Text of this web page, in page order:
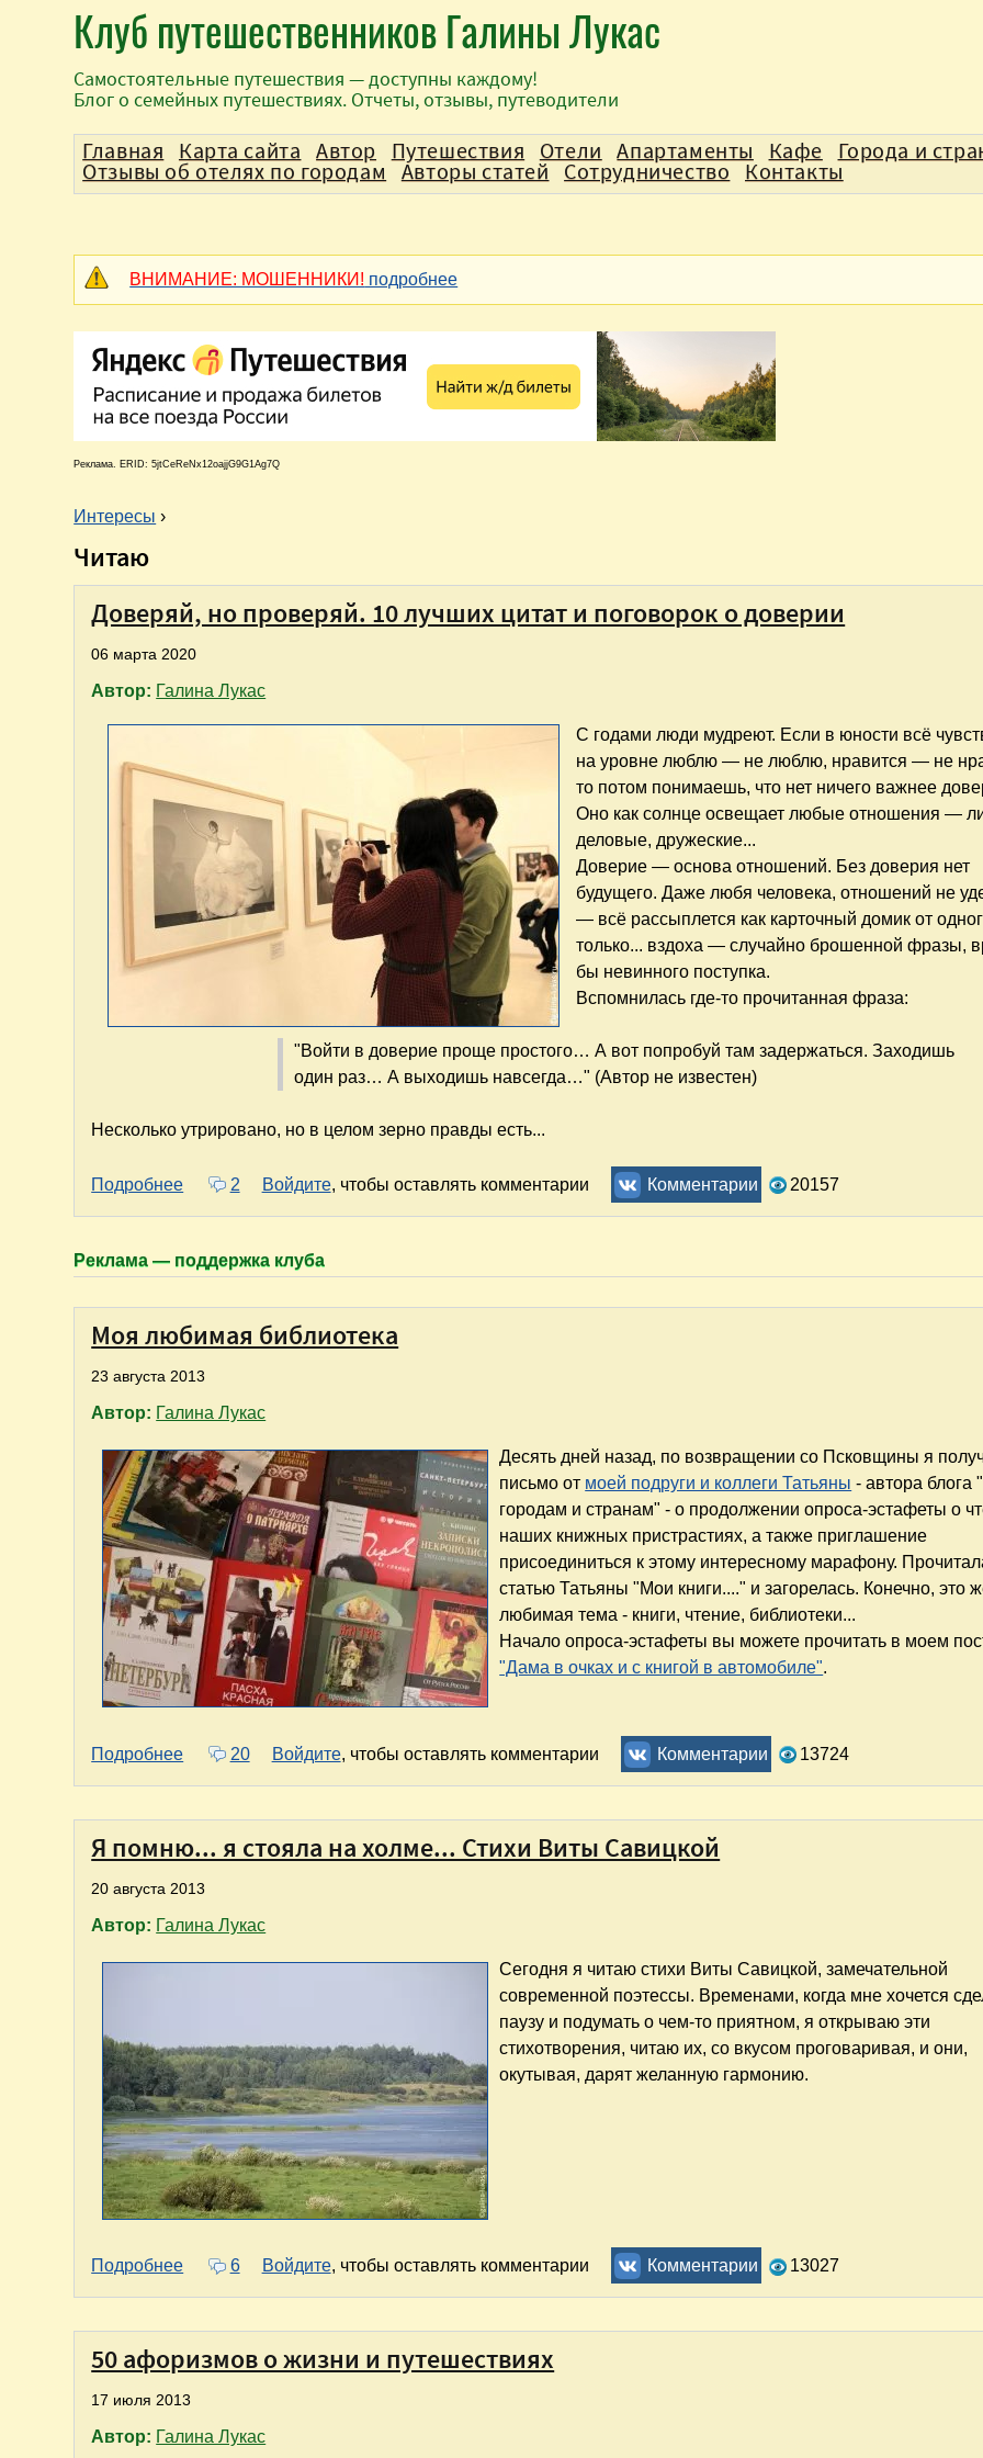
Клуб путешественников Галины Лукас
Самостоятельные путешествия — доступны каждому!
Блог о семейных путешествиях. Отчеты, отзывы, путеводители
ВНИМАНИЕ: МОШЕННИКИ! подробнее
Реклама. ERID: 5jtCeReNx12oajjG9G1Ag7Q
В
ы
Интересы ›
Читаю
Доверяй, но проверяй. 10 лучших цитат и поговорок о доверии
06 марта 2020
Автор: Галина Лукас
С годами люди мудреют. Если в юности всё
на уровне люблю — не люблю, нравится — не
то потом понимаешь, что нет ничего важнее
Оно как солнце освещает любые отношения —
деловые, дружеские...
Доверие — основа отношений. Без доверия нет
будущего. Даже любя человека, отношений не
— всё рассыплется как карточный домик от
только... вздоха — случайно брошенной фразы,
бы невинного поступка.
Вспомнилась где-то прочитанная фраза:
"Войти в доверие проще простого… А вот попробуй там задержаться. Заходишь
один раз… А выходишь навсегда…" (Автор не известен)
Несколько утрировано, но в целом зерно правды есть...
Подробнее о Доверяй, но проверяй. 10 лучших цитат и поговорок о доверии
2 Войдите, чтобы оставлять комментарии Комментарии 20157
Реклама — поддержка клуба
Моя любимая библиотека
23 августа 2013
Автор: Галина Лукас
Десять дней назад, по возвращении со Псковщины я
письмо от моей подруги и коллеги Татьяны - автора блога
городам и странам" - о продолжении опроса-эстафеты о
наших книжных пристрастиях, а также приглашение
присоединиться к этому интересному марафону.
статью Татьяны "Мои книги...." и загорелась. Конечно, это
любимая тема - книги, чтение, библиотеки...
Начало опроса-эстафеты вы можете прочитать в моем
"Дама в очках и с книгой в автомобиле".
Подробнее о Моя любимая библиотека
20 Войдите, чтобы оставлять комментарии Комментарии 13724
Я помню... я стояла на холме... Стихи Виты Савицкой
20 августа 2013
Автор: Галина Лукас
Сегодня я читаю стихи Виты Савицкой, замечательной
современной поэтессы. Временами, когда мне хочется
паузу и подумать о чем-то приятном, я открываю эти
стихотворения, читаю их, со вкусом проговаривая, и они,
окутывая, дарят желанную гармонию.
Подробнее о Я помню... я стояла на холме... Стихи Виты Савицкой
6 Войдите, чтобы оставлять комментарии Комментарии 13027
50 афоризмов о жизни и путешествиях
17 июля 2013
Автор: Галина Лукас
Главная Карта сайта Автор Путешествия Отели Апартаменты Кафе Города и
Отзывы об отелях по городам Авторы статей Сотрудничество Контакты